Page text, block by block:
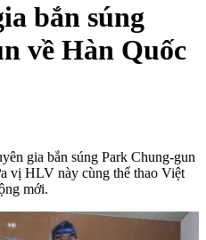
bắn súng
về Hàn Quốc
gia bắn súng Park Chung-gun
vị HLV này cùng thể thao Việt
mới.